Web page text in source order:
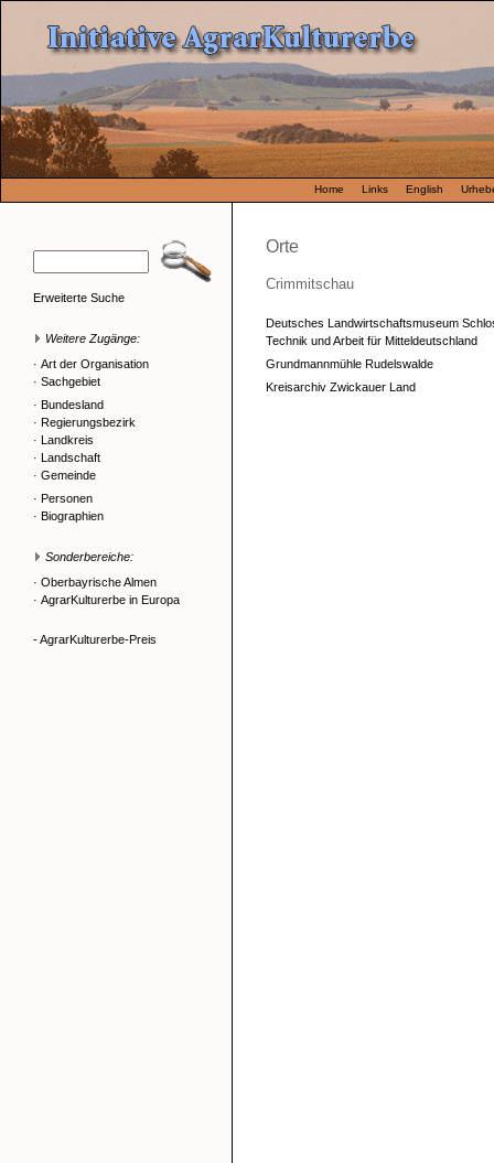
Home Links English
Erweiterte Suche
Weitere Zugänge:
· Art der Organisation
· Sachgebiet
· Bundesland
· Regierungsbezirk
· Landkreis
· Landschaft
· Gemeinde
· Personen
· Biographien
Sonderbereiche:
· Oberbayrische Almen
· AgrarKulturerbe in Europa
- AgrarKulturerbe-Preis
Orte
Crimmitschau
Deutsches Landwirtschaftsmuseum
Technik und Arbeit für Mitteldeutschland
Grundmannmühle Rudelswalde
Kreisarchiv Zwickauer Land